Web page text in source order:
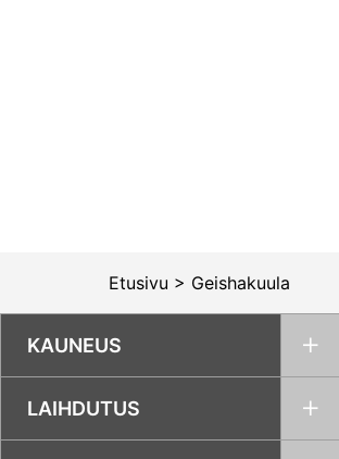
Etusivu > Geishakuula
KAUNEUS
LAIHDUTUS